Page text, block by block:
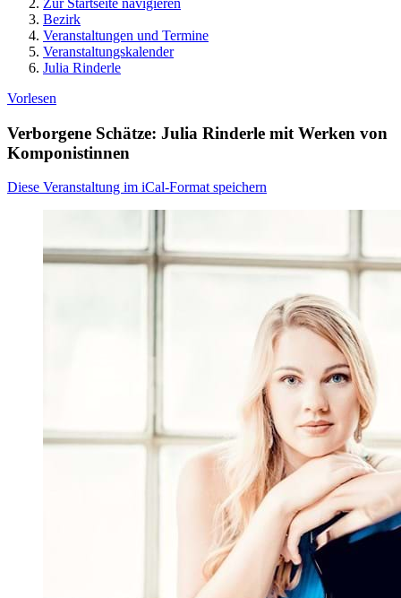
Zur Startseite navigieren
Bezirk
Veranstaltungen und Termine
Veranstaltungskalender
Julia Rinderle
Vorlesen
Verborgene Schätze: Julia Rinderle mit Werken von
Komponistinnen
Diese Veranstaltung im iCal-Format speichern